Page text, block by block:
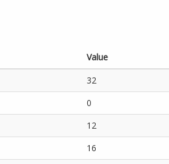
Value
32
0
12
16